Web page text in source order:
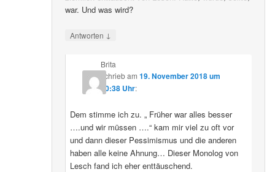
war. Und was wird?
Antworten ↓
Brita
schriebam 19. November 2018 um
20:38 Uhr:
Dem stimme ich zu. „ Früher war alles besser
….und wir müssen ….“ kam mir viel zu oft vor
und dann dieser Pessimismus und die anderen
haben alle keine Ahnung… Dieser Monolog von
Lesch fand ich eher enttäuschend.